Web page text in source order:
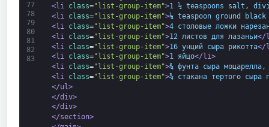
77
78
79
80
81
82
83
<li class="list-group-item">1 ½ teaspoons salt,
<li class="list-group-item">¼ teaspoon ground black
<li class="list-group-item">4 столовые ложки
<li class="list-group-item">12 листов для лазаньи</
<li
class="list-group-item">16 унций сыра рикотта</
<li class="list-group-item">1 яйцо</li>
<li class="list-group-item">¾ фунта сыра моцарелла,
<li class="list-group-item">¾ стакана тертого сыра
</ul>
</div>
</div>
</section>